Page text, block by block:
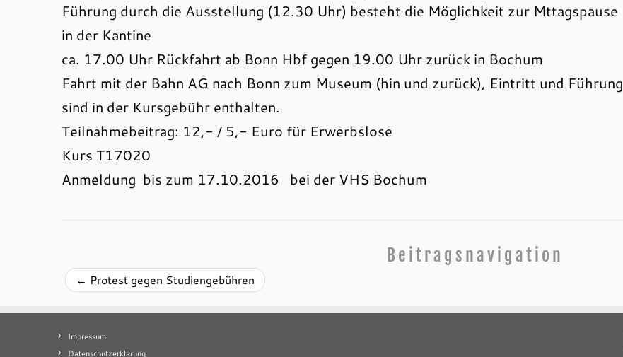
Führung durch die Ausstellung (12.30 Uhr) besteht die Möglichkeit zur Mttagspause
in der Kantine
ca. 17.00 Uhr Rückfahrt ab Bonn Hbf gegen 19.00 Uhr zurück in Bochum
Fahrt mit der Bahn AG nach Bonn zum Museum (hin und zurück), Eintritt und Führung
sind in der Kursgebühr enthalten.
Teilnahmebeitrag: 12,- / 5,- Euro für Erwerbslose
Kurs T17020
Anmeldung bis zum 17.10.2016 bei der VHS Bochum
Beitragsnavigation
← Protest gegen Studiengebühren
Impressum
Datenschutzerklärung